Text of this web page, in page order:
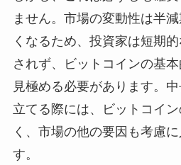
ません。市場の変動性は半
くなるため、投資家は短期
されず、ビットコインの基
見極める必要があります。
立てる際には、ビットコイ
く、市場の他の要因も考慮
す。